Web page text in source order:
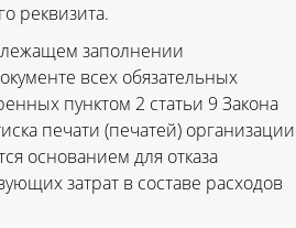
реквизита.
заполнении
всех обязательных
пунктом 2 статьи 9 Закона
печати (печатей) организации
основанием для отказа
затрат в составе расходов